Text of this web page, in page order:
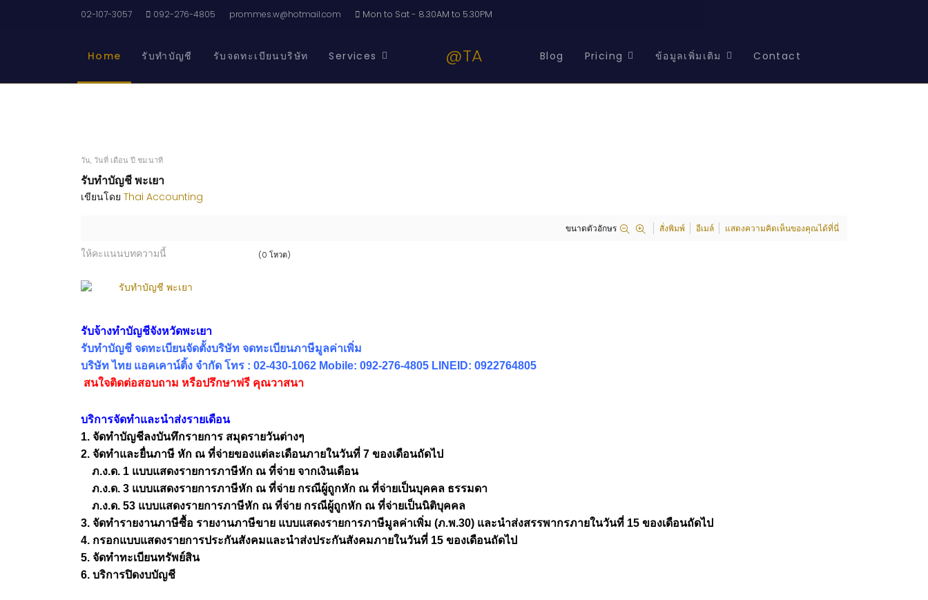
02-107-3057 092-276-4805 prommes.w@hotmail.com Mon to Sat - 8.30AM to 5.30PM
Home รับทำบัญชี รับจดทะเบียนบริษัท Services @TA Blog Pricing ข้อมูลเพิ่มเติม Contact
วัน, วันที่ เดือน ปี ชม:นาที
รับทำบัญชี พะเยา
เขียนโดย Thai Accounting
ขนาดตัวอักษร สั่งพิมพ์ อีเมล์ แสดงความคิดเห็นของคุณได้ที่นี่
ให้คะแนนบทความนี้ (0 โหวต)
รับจ้างทำบัญชีจังหวัดพะเยา
รับทำบัญชี จดทะเบียนจัดตั้งบริษัท จดทะเบียนภาษีมูลค่าเพิ่ม
บริษัท ไทย แอคเคาน์ติ้ง จำกัด โทร : 02-430-1062 Mobile: 092-276-4805 LINEID: 0922764805
สนใจติดต่อสอบถาม หรือปรึกษาฟรี คุณวาสนา
บริการจัดทำและนำส่งรายเดือน
1. จัดทำบัญชีลงบันทึกรายการ สมุดรายวันต่างๆ
2. จัดทำและยื่นภาษี หัก ณ ที่จ่ายของแต่ละเดือนภายในวันที่ 7 ของเดือนถัดไป
ภ.ง.ด. 1 แบบแสดงรายการภาษีหัก ณ ที่จ่าย จากเงินเดือน
ภ.ง.ด. 3 แบบแสดงรายการภาษีหัก ณ ที่จ่าย กรณีผู้ถูกหัก ณ ที่จ่ายเป็นบุคคล ธรรมดา
ภ.ง.ด. 53 แบบแสดงรายการภาษีหัก ณ ที่จ่าย กรณีผู้ถูกหัก ณ ที่จ่ายเป็นนิติบุคคล
3. จัดทำรายงานภาษีซื้อ รายงานภาษีขาย แบบแสดงรายการภาษีมูลค่าเพิ่ม (ภ.พ.30) และนำส่งสรรพากรภายในวันที่ 15 ของเดือนถัดไป
4. กรอกแบบแสดงรายการประกันสังคมและนำส่งประกันสังคมภายในวันที่ 15 ของเดือนถัดไป
5. จัดทำทะเบียนทรัพย์สิน
6. บริการปิดงบบัญชี